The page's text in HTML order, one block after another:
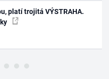
platí trojitá VÝSTRAHA.